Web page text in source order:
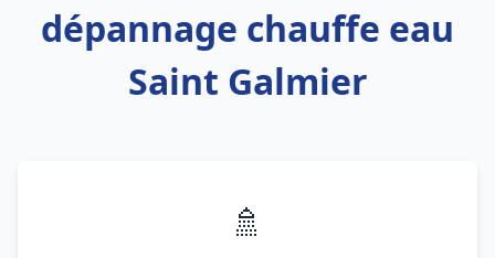
dépannage chauffe eau
Saint Galmier
🚿